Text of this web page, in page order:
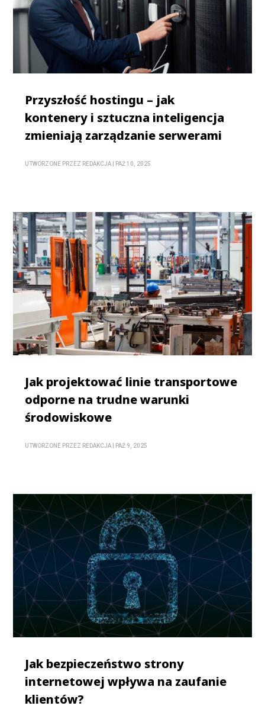
Przyszłość hostingu – jak
kontenery i sztuczna inteligencja
zmieniają zarządzanie serwerami
UTWORZONE PRZEZ REDAKCJA PAŹ 10, 2025
Jak projektować linie transportowe
odporne na trudne warunki
środowiskowe
UTWORZONE PRZEZ REDAKCJA PAŹ 9, 2025
Jak bezpieczeństwo strony
internetowej wpływa na zaufanie
klientów?